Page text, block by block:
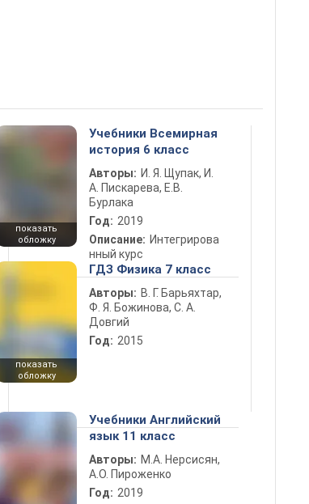
показать
обложку
Учебники Всемирная
история 6 класс
Авторы: И. Я. Щупак, И.
А. Пискарева, Е.В.
Бурлака
Год: 2019
Описание: Интегрирова
нный курс
показать
обложку
ГДЗ Физика 7 класс
Авторы: В. Г. Барьяхтар,
Ф. Я. Божинова, С. А.
Довгий
Год: 2015
Учебники Английский
язык 11 класс
Авторы: М.А. Нерсисян,
А.О. Пироженко
Год: 2019